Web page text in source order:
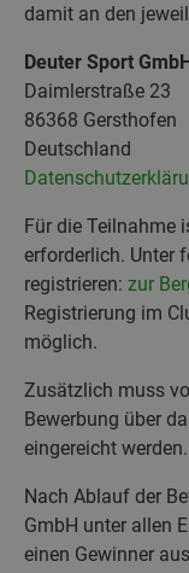
damit an den
Deuter Sport
Daimlerstraße 23
86368 Gersthofen
Deutschland
Für die Teilnahme
erforderlich. Unter
registrieren: zur
Registrierung im
möglich.
Zusätzlich muss
Bewerbung über
eingereicht werden.
Nach Ablauf der
GmbH unter allen
einen Gewinner